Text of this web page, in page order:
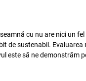
cu nu are nici un
de sustenabil. Evaluarea
este să ne demonstrăm